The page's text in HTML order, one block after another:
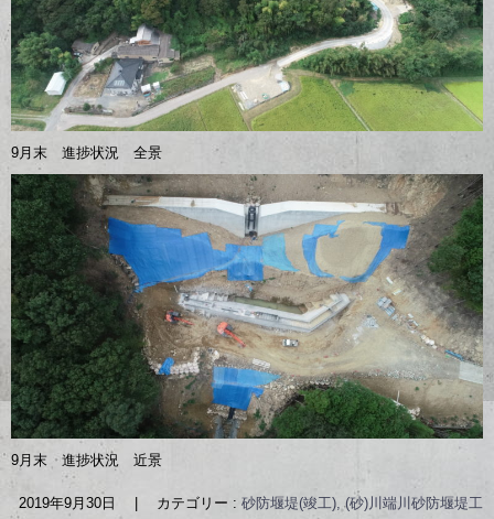
9月末 進捗状況 全景
9月末 進捗状況 近景
2019年9月30日 カテゴリー : 砂防堰堤(竣工), (砂)川端川砂防堰堤工